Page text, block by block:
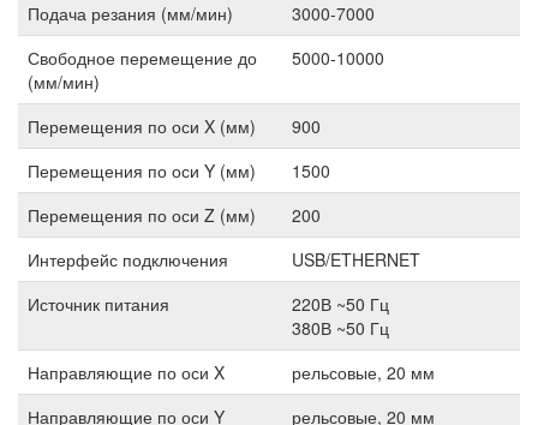
Подача резания (мм/мин)
3000-7000
Свободное перемещение до
(мм/мин)
5000-10000
Перемещения по оси X (мм)
900
Перемещения по оси Y (мм)
1500
Перемещения по оси Z (мм)
200
Интерфейс подключения
USB/ETHERNET
Источник питания
220В ~50 Гц
380В ~50 Гц
Направляющие по оси X
рельсовые, 20 мм
Направляющие по оси Y
рельсовые, 20 мм